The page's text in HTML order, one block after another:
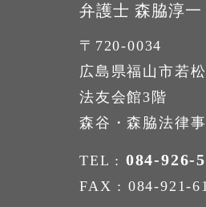
弁護士 森脇淳一
〒720-0034
広島県福山市若
法友会館3階
森谷・森脇法律
TEL : 084-926-
FAX : 084-921-